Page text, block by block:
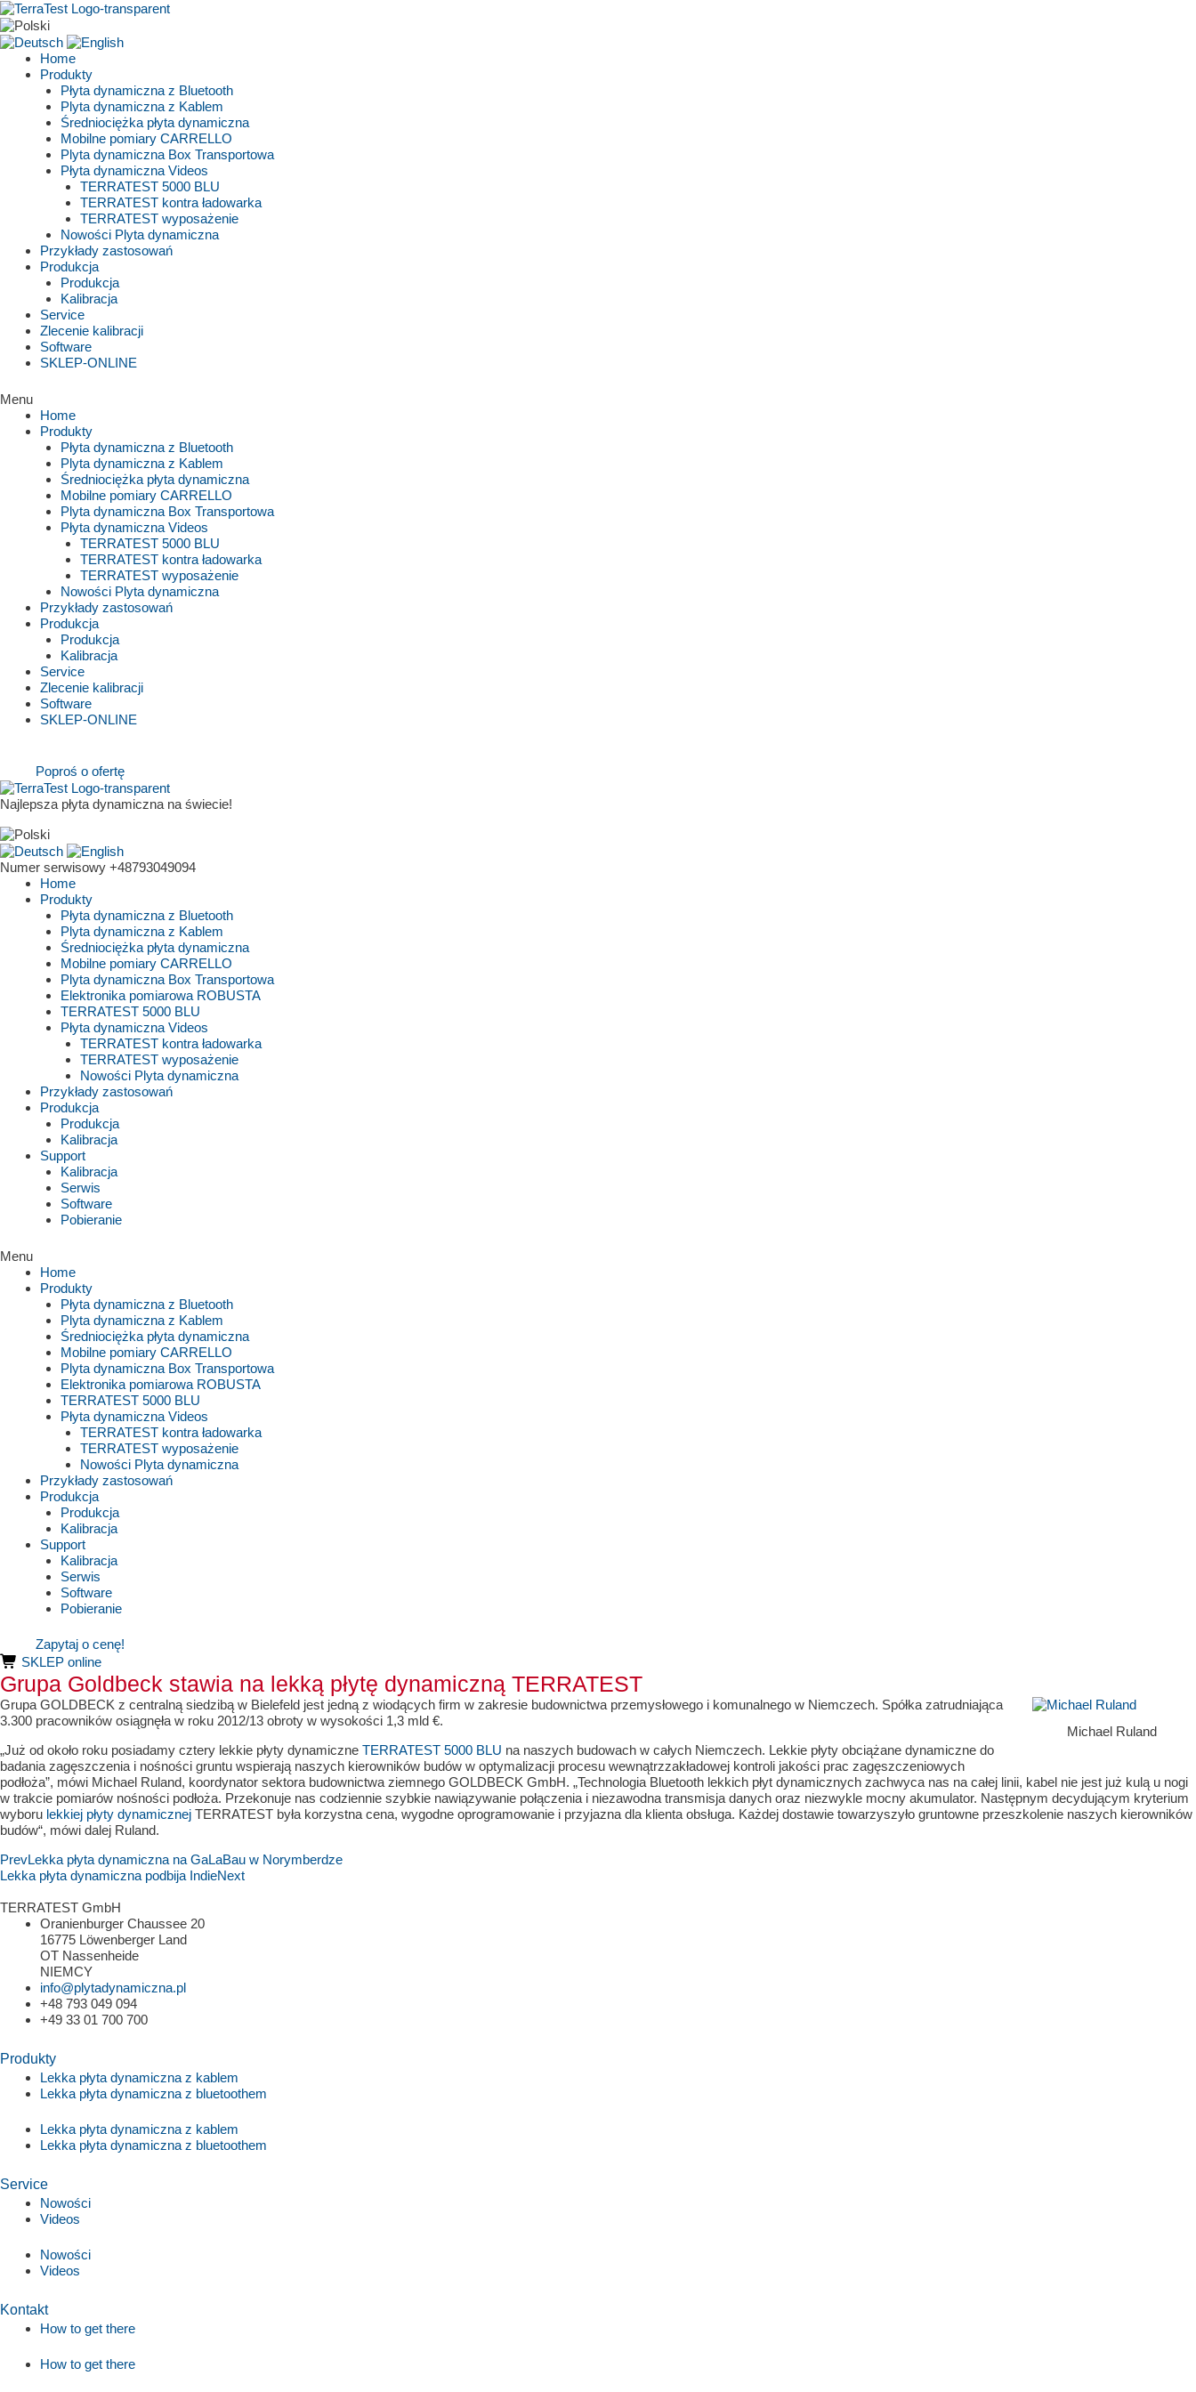
Skip
to
content
Home
Produkty
Płyta dynamiczna z Bluetooth
Plyta dynamiczna z Kablem
Średniociężka płyta dynamiczna
Mobilne pomiary CARRELLO
Plyta dynamiczna Box Transportowa
Płyta dynamiczna Videos
TERRATEST 5000 BLU
TERRATEST kontra ładowarka
TERRATEST wyposażenie
Nowości Plyta dynamiczna
Przykłady zastosowań
Produkcja
Produkcja
Kalibracja
Service
Zlecenie kalibracji
Software
SKLEP-ONLINE
Menu
Home
Produkty
Płyta dynamiczna z Bluetooth
Plyta dynamiczna z Kablem
Średniociężka płyta dynamiczna
Mobilne pomiary CARRELLO
Plyta dynamiczna Box Transportowa
Płyta dynamiczna Videos
TERRATEST 5000 BLU
TERRATEST kontra ładowarka
TERRATEST wyposażenie
Nowości Plyta dynamiczna
Przykłady zastosowań
Produkcja
Produkcja
Kalibracja
Service
Zlecenie kalibracji
Software
SKLEP-ONLINE
Poproś o ofertę
Najlepsza płyta dynamiczna na świecie!
Numer serwisowy +48793049094
Home
Produkty
Płyta dynamiczna z Bluetooth
Plyta dynamiczna z Kablem
Średniociężka płyta dynamiczna
Mobilne pomiary CARRELLO
Plyta dynamiczna Box Transportowa
Elektronika pomiarowa ROBUSTA
TERRATEST 5000 BLU
Płyta dynamiczna Videos
TERRATEST kontra ładowarka
TERRATEST wyposażenie
Nowości Plyta dynamiczna
Przykłady zastosowań
Produkcja
Produkcja
Kalibracja
Support
Kalibracja
Serwis
Software
Pobieranie
Menu
Home
Produkty
Płyta dynamiczna z Bluetooth
Plyta dynamiczna z Kablem
Średniociężka płyta dynamiczna
Mobilne pomiary CARRELLO
Plyta dynamiczna Box Transportowa
Elektronika pomiarowa ROBUSTA
TERRATEST 5000 BLU
Płyta dynamiczna Videos
TERRATEST kontra ładowarka
TERRATEST wyposażenie
Nowości Plyta dynamiczna
Przykłady zastosowań
Produkcja
Produkcja
Kalibracja
Support
Kalibracja
Serwis
Software
Pobieranie
Zapytaj o cenę!
SKLEP online
Grupa Goldbeck stawia na lekką płytę dynamiczną TERRATEST
Michael Ruland
Grupa GOLDBECK z centralną siedzibą w Bielefeld jest jedną z wiodących firm w zakresie budownictwa przemysłowego i komunalnego w Niemczech. Spółka zatrudniająca
3.300 pracowników osiągnęła w roku 2012/13 obroty w wysokości 1,3 mld €.
„Już od około roku posiadamy cztery lekkie płyty dynamiczne TERRATEST 5000 BLU na naszych budowach w całych Niemczech. Lekkie płyty obciążane dynamiczne do
badania zagęszczenia i nośności gruntu wspierają naszych kierowników budów w optymalizacji procesu wewnątrzzakładowej kontroli jakości prac zagęszczeniowych
podłoża”, mówi Michael Ruland, koordynator sektora budownictwa ziemnego GOLDBECK GmbH. „Technologia Bluetooth lekkich płyt dynamicznych zachwyca nas na całej linii, kabel nie jest już kulą u nogi
w trakcie pomiarów nośności podłoża. Przekonuje nas codziennie szybkie nawiązywanie połączenia i niezawodna transmisja danych oraz niezwykle mocny akumulator. Następnym decydującym kryterium
wyboru lekkiej płyty dynamicznej TERRATEST była korzystna cena, wygodne oprogramowanie i przyjazna dla klienta obsługa. Każdej dostawie towarzyszyło gruntowne przeszkolenie naszych kierowników
budów“, mówi dalej Ruland.
PrevLekka płyta dynamiczna na GaLaBau w Norymberdze
Lekka płyta dynamiczna podbija IndieNext
TERRATEST GmbH
Oranienburger Chaussee 20
16775 Löwenberger Land
OT Nassenheide
NIEMCY
info@plytadynamiczna.pl
+48 793 049 094
+49 33 01 700 700
Produkty
Lekka płyta dynamiczna z kablem
Lekka płyta dynamiczna z bluetoothem
Lekka płyta dynamiczna z kablem
Lekka płyta dynamiczna z bluetoothem
Service
Nowości
Videos
Nowości
Videos
Kontakt
How to get there
How to get there